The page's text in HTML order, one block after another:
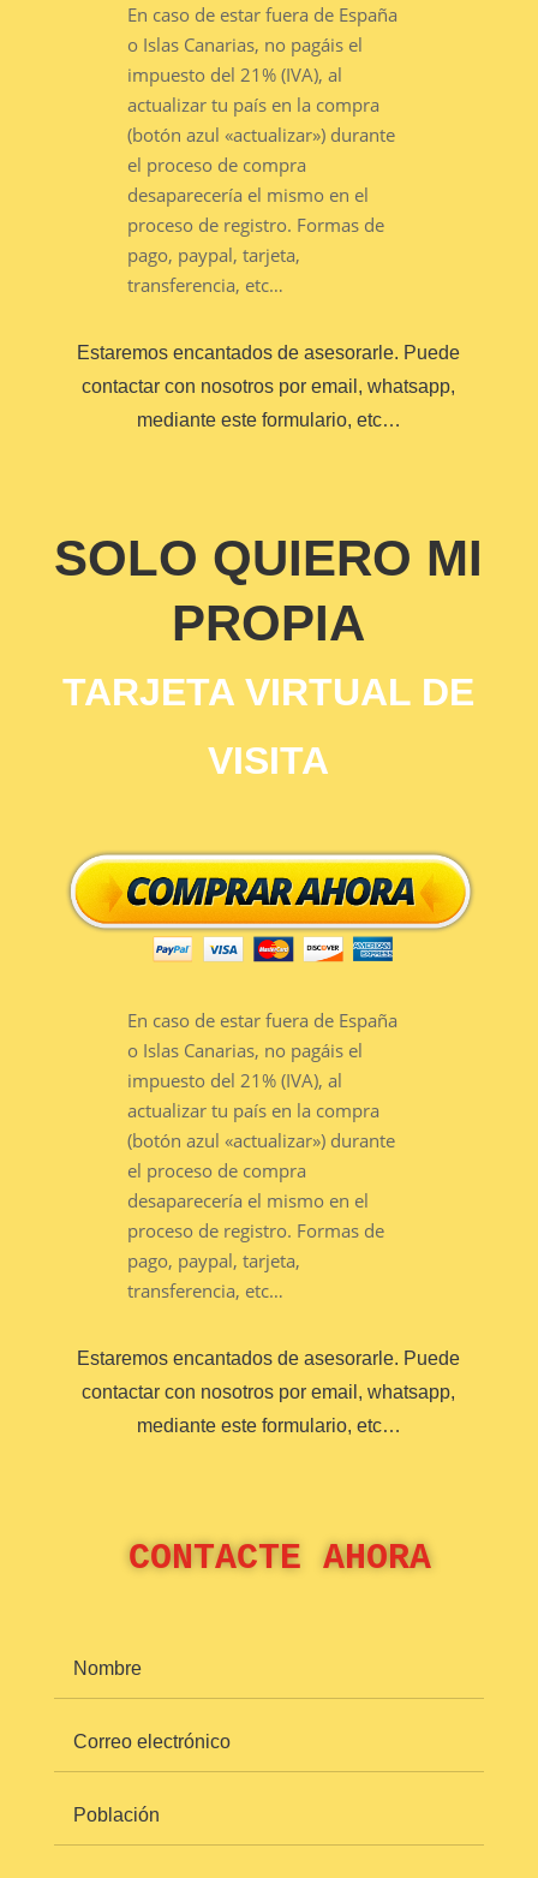
En caso de estar fuera de España
o Islas Canarias, no pagáis el
impuesto del 21% (IVA), al
actualizar tu país en la compra
(botón azul «actualizar») durante
el proceso de compra
desaparecería el mismo en el
proceso de registro. Formas de
pago, paypal, tarjeta,
transferencia, etc…
Estaremos encantados de asesorarle. Puede
contactar con nosotros por email, whatsapp,
mediante este formulario, etc…
SOLO QUIERO MI
PROPIA
TARJETA VIRTUAL DE
VISITA
En caso de estar fuera de España
o Islas Canarias, no pagáis el
impuesto del 21% (IVA), al
actualizar tu país en la compra
(botón azul «actualizar») durante
el proceso de compra
desaparecería el mismo en el
proceso de registro. Formas de
pago, paypal, tarjeta,
transferencia, etc…
Estaremos encantados de asesorarle. Puede
contactar con nosotros por email, whatsapp,
mediante este formulario, etc…
CONTACTE AHORA